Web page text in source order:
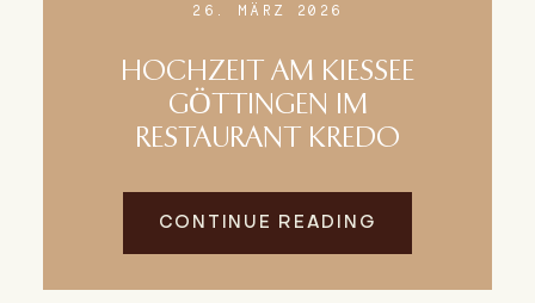
26. MÄRZ 2026
HOCHZEIT AM KIESSEE
GÖTTINGEN IM
RESTAURANT KREDO
CONTINUE READING